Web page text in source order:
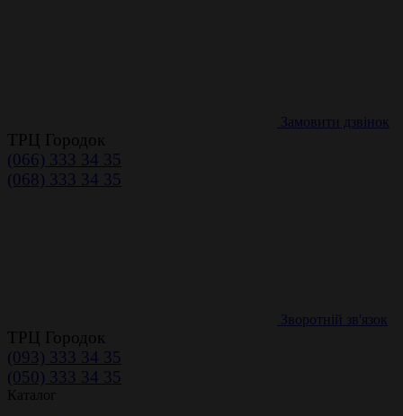
Замовити дзвінок
ТРЦ Городок
(066) 333 34 35
(068) 333 34 35
Зворотній зв'язок
ТРЦ Городок
(093) 333 34 35
(050) 333 34 35
Каталог